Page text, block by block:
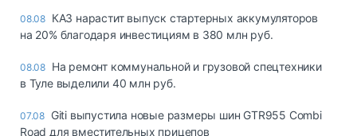
08.08 КАЗ нарастит выпуск стартерных аккумуляторов
на 20% благодаря инвестициям в 380 млн руб.
08.08 На ремонт коммунальной и грузовой спецтехники
в Туле выделили 40 млн руб.
07.08 Giti выпустила новые размеры шин GTR955 Combi
Road для вместительных прицепов